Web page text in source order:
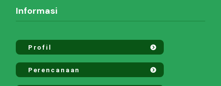
Informasi
Profil
Perencanaan